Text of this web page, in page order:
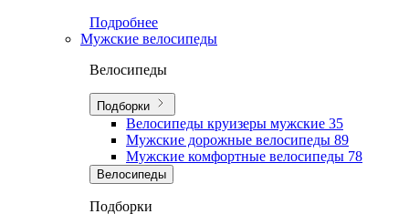
Подробнее
Мужские велосипеды
Велосипеды
Подборки
Велосипеды круизеры мужские 35
Мужские дорожные велосипеды 89
Мужские комфортные велосипеды 78
Велосипеды
Подборки